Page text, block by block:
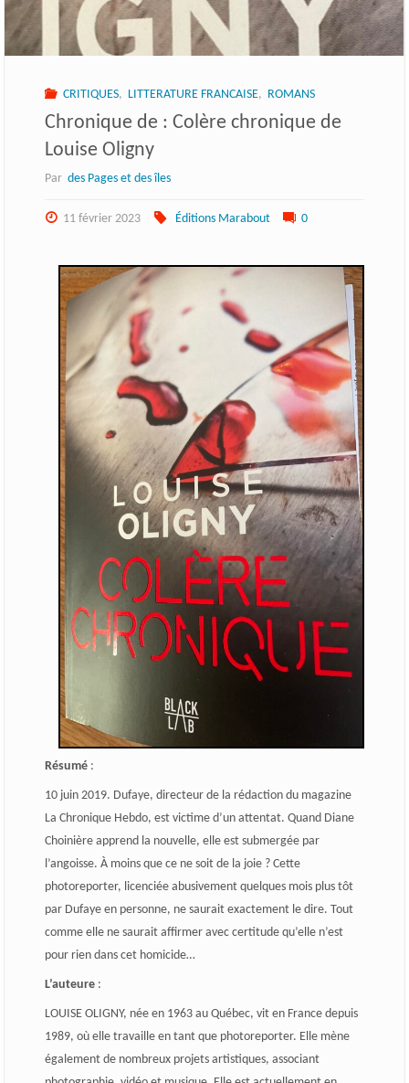
CRITIQUES, LITTERATURE FRANCAISE, ROMANS
Chronique de : Colère chronique de
Louise Oligny
Par des Pages et des îles
11 février 2023 Éditions Marabout 0
Résumé:
10 juin 2019. Dufaye, directeur de la rédaction du magazine
La Chronique Hebdo, est victime d’un attentat. Quand Diane
Choinière apprend la nouvelle, elle est submergée par
l’angoisse. À moins que ce ne soit de la joie ? Cette
photoreporter, licenciée abusivement quelques mois plus tôt
par Dufaye en personne, ne saurait exactement le dire. Tout
comme elle ne saurait affirmer avec certitude qu’elle n’est
pour rien dans cet homicide…
L’auteure:
LOUISE OLIGNY, née en 1963 au Québec, vit en France depuis
1989, où elle travaille en tant que photoreporter. Elle mène
également de nombreux projets artistiques, associant